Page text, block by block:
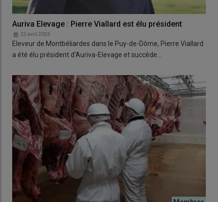
Auriva Elevage : Pierre Viallard est élu président
22 avril 2026
Eleveur de Montbéliardes dans le Puy-de-Dôme, Pierre Viallard
a été élu président d'Auriva-Elevage et succède…